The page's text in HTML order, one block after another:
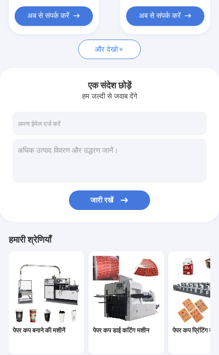
पेपर कप बनाने की मशीनें
पेपर कप डाई कटिंग मशीन
पेपर कप पैकिंग मशीन
पेपर प्लेट बनाने की मशीन
कागज काटने की मशीनें
कप ढक्कन मशीन
पेपर कप कच्चा माल
अब से संपर्क करें अब से संपर्क करें
और देखो
एक संदेश छोड़ें
हम जल्दी से जवाब देंगे
जारी रखें
हमारी श्रेणियाँ
पेपर कप बनाने की मशीनें पेपर कप डाई कटिंग मशीन पेपर कप प्रिंटिंग